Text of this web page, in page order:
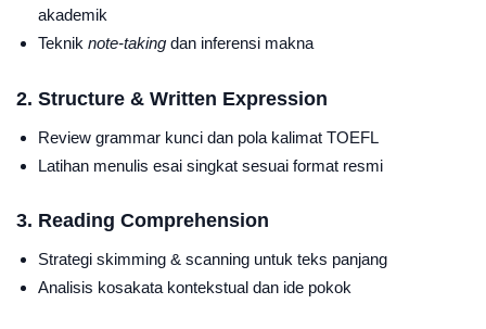
akademik
Teknik note-taking dan inferensi makna
2. Structure & Written Expression
Review grammar kunci dan pola kalimat TOEFL
Latihan menulis esai singkat sesuai format resmi
3. Reading Comprehension
Strategi skimming & scanning untuk teks panjang
Analisis kosakata kontekstual dan ide pokok